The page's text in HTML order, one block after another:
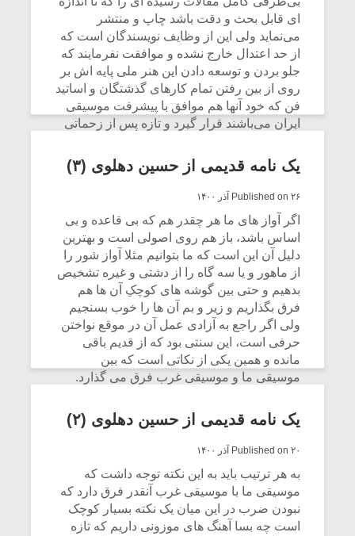
CONTINUE READING
ای قابل بحث و دقت باشد چاپ و منتشر
می‌نماید ولی این از وظایف نویسندگان است که
از حد اعتدال خارج نشده و موافقت نفرمایند که
جلو بردن و توسعه دادن این هنر ملی پایه اش بر
روی از بین رفتن تمام کارهای گذشتگان و اساتید
فن که خود آنها هم موافق با پیشرفت موسیقی
ایران می‌باشند قرار گیرد و تازه پس از زحماتی
فراهم شود.
CONTINUE READING
یک نامه قدیمی از حسین دهلوی (۳)
Published on ۲۶ آذر ۱۴۰۰
اگر آواز های ما هر چقدر هم که بی قاعده و بی
اساس باشد، باز هم روی اصولی است و بهترین
دلیل آن این است که ما بتوانیم مثلا آواز شور را
از ماهور و یا سه گاه را از دشتی و غیره تشخیص
بدهیم و حتی بین گوشه های کوچکِ آن ها هم
فرق بگذاریم و زیر و بم آن ها را خوب بسنجیم
ولی اگر راجع به آزادی عمل آن در موقع نواختن
حرفی است، این سنتی بود که از قدیم باقی
مانده و همین یکی از نکاتی است که بین
موسیقی ما و موسیقی غرب فرق می گذارد.
یک نامه قدیمی از حسین دهلوی (۲)
Published on ۲۰ آذر ۱۴۰۰
به هر ترتیب باید به این نکته توجه داشت که
موسیقی ما با موسیقی غرب آنقدر فرق دارد که
نبودن ضرب در این میان یک نکته بسیار کوچک
است چه بسا آهنگ های موزونی داریم که تازه